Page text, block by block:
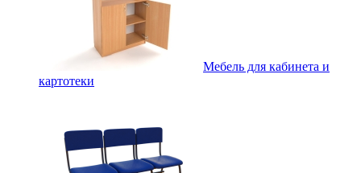
Мебель для кабинета и
картотеки